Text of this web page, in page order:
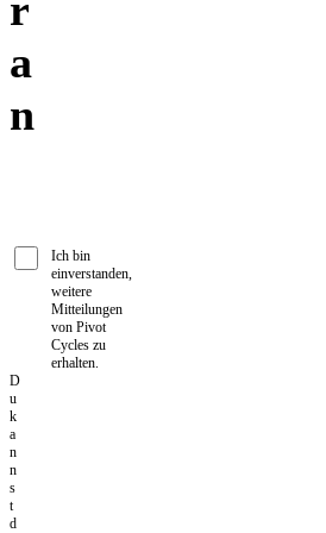
a
n
Ich bin
einverstanden,
weitere
Mitteilungen
von Pivot
Cycles zu
erhalten.
D
u
k
a
n
n
s
t
d